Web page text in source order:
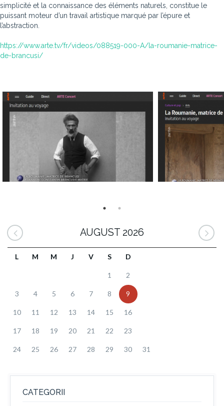
simplicité et la connaissance des éléments naturels, constitue le
puissant moteur d’un travail artistique marqué par l’épure et
l’abstraction.
https://www.arte.tv/fr/videos/088519-000-A/la-roumanie-matrice-
de-brancusi/
AUGUST 2026
L M M J V S D
1 2
3 4 5 6 7 8 9
10 11 12 13 14 15 16
17 18 19 20 21 22 23
24 25 26 27 28 29 30 31
CATEGORII